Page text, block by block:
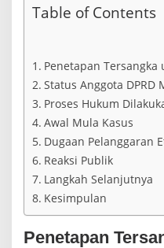
Table of Contents
Penetapan Tersangka
Status Anggota DPRD
Proses Hukum
Awal Mula Kasus
Dugaan Pelanggaran
Reaksi Publik
Langkah Selanjutnya
Kesimpulan
Penetapan